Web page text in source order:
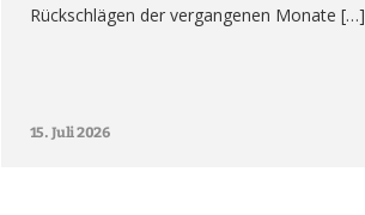
Rückschlägen der vergangenen Monate […]
15. Juli 2026